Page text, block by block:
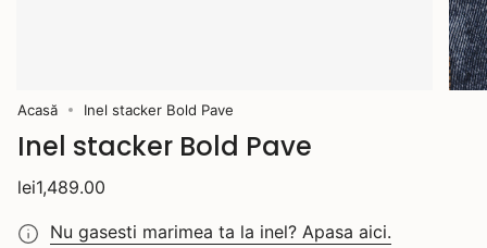
Acasă Inel stacker Bold Pave
Inel stacker Bold Pave
lei1,489.00
Nu gasesti marimea ta la inel? Apasa aici.